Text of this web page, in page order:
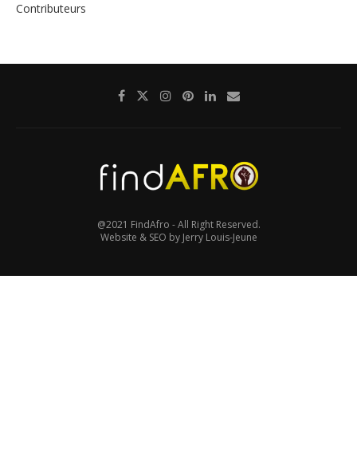
Contributeurs
@2021 FindAfro - All Right Reserved.
Website & SEO by Jerry Louis-Jeune